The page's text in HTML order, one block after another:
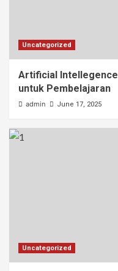
Uncategorized
Artificial Intellegence
untuk Pembelajaran
admin June 17, 2025
Uncategorized